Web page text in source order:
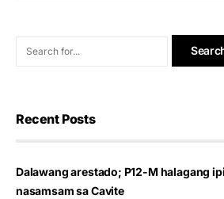
Recent Posts
Dalawang arestado; P12-M halagang
nasamsam sa Cavite